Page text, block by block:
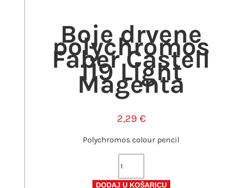
Boje drvene
polychromos
Faber Castell
119 Light
Magenta
2,29 €
Polychromos colour pencil
polychromos
DODAJ U KOŠARICU